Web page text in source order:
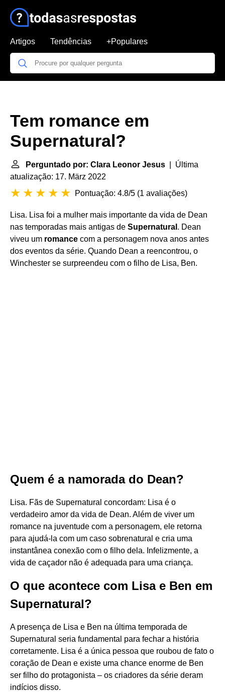
Artigos Tendências +Populares
Tem romance em
Supernatural?
Perguntado por: Clara Leonor Jesus | Última
atualização: 17. März 2022
Pontuação: 4.8/5 (1 avaliações)
Lisa. Lisa foi a mulher mais importante da vida de Dean
nas temporadas mais antigas de Supernatural . Dean
viveu um romance com a personagem nova anos antes
dos eventos da série. Quando Dean a reencontrou, o
Winchester se surpreendeu com o filho de Lisa, Ben.
Quem é a namorada do Dean?
Lisa. Fãs de Supernatural concordam: Lisa é o
verdadeiro amor da vida de Dean. Além de viver um
romance na juventude com a personagem, ele retorna
para ajudá-la com um caso sobrenatural e cria uma
instantânea conexão com o filho dela. Infelizmente, a
vida de caçador não é adequada para uma criança.
O que acontece com Lisa e Ben em
Supernatural?
A presença de Lisa e Ben na última temporada de
Supernatural seria fundamental para fechar a história
corretamente. Lisa é a única pessoa que roubou de fato o
coração de Dean e existe uma chance enorme de Ben
ser filho do protagonista – os criadores da série deram
indícios disso.